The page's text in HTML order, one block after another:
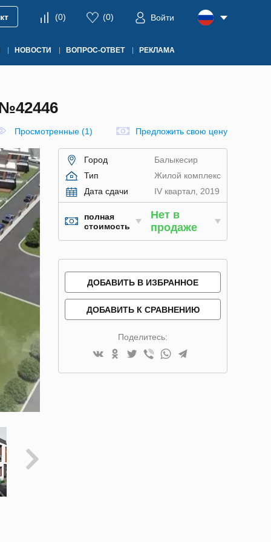
(0) (0) Войти
НОВОСТИ ВОПРОС-ОТВЕТ РЕКЛАМА
Просмотренные (1) Предложить свою цену
Город
Балыкесир
Тип
Жилой комплекс
Дата сдачи
IV квартал, 2019
полная
стоимость
Нет в
продаже
ДОБАВИТЬ В ИЗБРАННОЕ
ДОБАВИТЬ К СРАВНЕНИЮ
Поделитесь: